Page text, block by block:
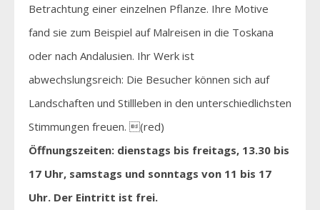
Betrachtung einer einzelnen Pflanze. Ihre Motive
fand sie zum Beispiel auf Malreisen in die Toskana
oder nach Andalusien. Ihr Werk ist
abwechslungsreich: Die Besucher können sich auf
Landschaften und Stillleben in den unterschiedlichsten
Stimmungen freuen. (red)
Öffnungszeiten: dienstags bis freitags, 13.30 bis
17 Uhr, samstags und sonntags von 11 bis 17
Uhr. Der Eintritt ist frei.